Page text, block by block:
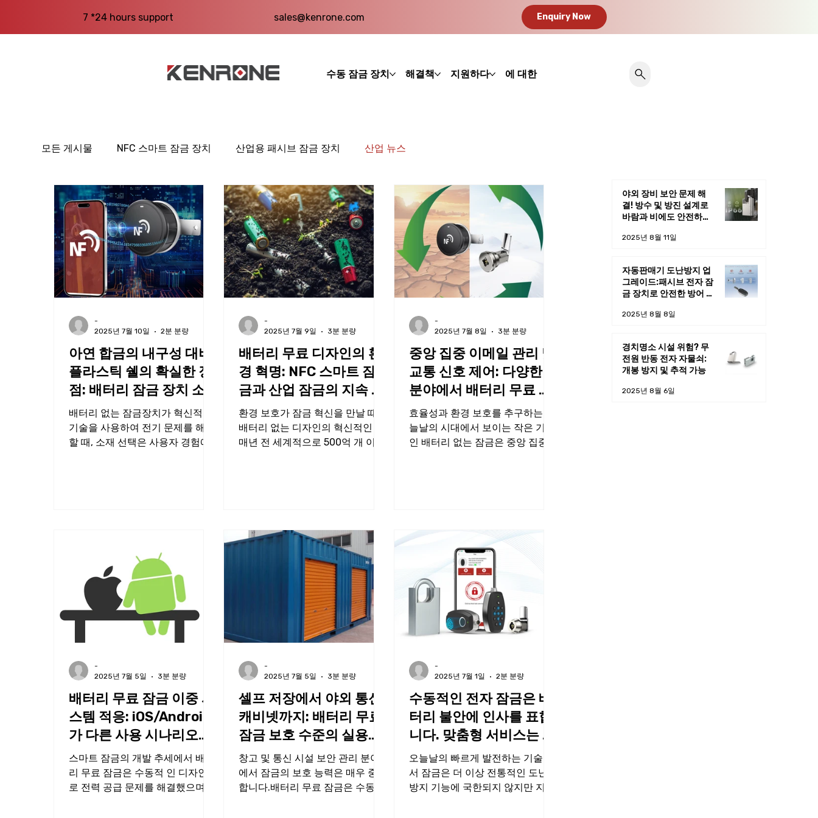
수동 잠금 장치 해결책 지원하다 에 대한
7 *24 hours support sales@kenrone.com Enquiry Now
야외 장비 보안 문제 해
결! 방수 및 방진 설계로
바람과 비에도 안전하게
물쇠
2025년 8월 11일
자동판매기 도난방지 업
그레이드:패시브 전자 잠
금 장치로 안전한 방어 라
2025년 8월 8일
경치명소 시설 위험? 무
전원 반동 전자 자물쇠:
개봉 방지 및 추적 가능
2025년 8월 6일
모든 게시물 NFC 스마트 잠금 장치 산업용 패시브 잠금 장치 산업 뉴스
아연 합금의 내구성 대비
플라스틱 쉘의 확실한 장
점: 배터리 잠금 장치 소
재 논란 없음
배터리 없는 잠금장치가 혁신적인
기술을 사용하여 전기 문제를 해결
할 때, 소재 선택은 사용자 경험에
-
2025년 7월 10일
2분 분량
배터리 무료 디자인의 환
경 혁명: NFC 스마트 잠
금과 산업 잠금의 지속 가
능한 가치
환경 보호가 잠금 혁신을 만날 때:
배터리 없는 디자인의 혁신적인 길
매년 전 세계적으로 500억 개 이상
-
2025년 7월 9일
3분 분량
중앙 집중 이메일 관리 및
교통 신호 제어: 다양한
분야에서 배터리 무료 잠
금 기술의 혁신
효율성과 환경 보호를 추구하는 오
늘날의 시대에서 보이는 작은 기술
인 배터리 없는 잠금은 중앙 집중
-
2025년 7월 8일
3분 분량
배터리 무료 잠금 이중 시
스템 적응: iOS/Android
가 다른 사용 시나리오를
지원하는 방법
스마트 잠금의 개발 추세에서 배터
리 무료 잠금은 수동적 인 디자인으
로 전력 공급 문제를 해결했으며,
-
2025년 7월 5일
3분 분량
셀프 저장에서 야외 통신
캐비넷까지: 배터리 무료
잠금 보호 수준의 실용적
응용
창고 및 통신 시설 보안 관리 분야
에서 잠금의 보호 능력은 매우 중요
합니다.배터리 무료 잠금은 수동 설
-
2025년 7월 5일
3분 분량
수동적인 전자 잠금은 배
터리 불안에 인사를 표합
니다. 맞춤형 서비스는 새
로운 잠금 경험을 재구성
합니다.
오늘날의 빠르게 발전하는 기술에
서 잠금은 더 이상 전통적인 도난
방지 기능에 국한되지 않지만 지능
-
2025년 7월 1일
2분 분량